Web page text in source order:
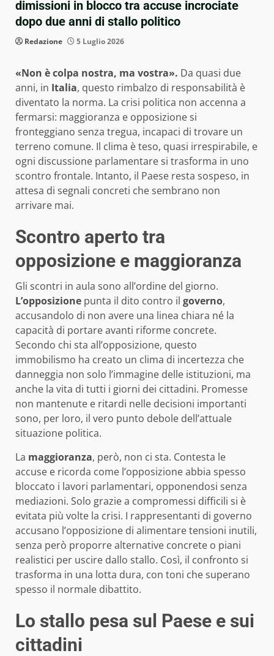
dimissioni in blocco tra accuse incrociate
dopo due anni di stallo politico
Redazione 5 Luglio 2026
«Non è colpa nostra, ma vostra». Da quasi due
anni, in Italia, questo rimbalzo di responsabilità è
diventato la norma. La crisi politica non accenna a
fermarsi: maggioranza e opposizione si
fronteggiano senza tregua, incapaci di trovare un
terreno comune. Il clima è teso, quasi irrespirabile, e
ogni discussione parlamentare si trasforma in uno
scontro frontale. Intanto, il Paese resta sospeso, in
attesa di segnali concreti che sembrano non
arrivare mai.
Scontro aperto tra
opposizione e maggioranza
Gli scontri in aula sono all’ordine del giorno.
L’opposizione punta il dito contro il governo,
accusandolo di non avere una linea chiara né la
capacità di portare avanti riforme concrete.
Secondo chi sta all’opposizione, questo
immobilismo ha creato un clima di incertezza che
danneggia non solo l’immagine delle istituzioni, ma
anche la vita di tutti i giorni dei cittadini. Promesse
non mantenute e ritardi nelle decisioni importanti
sono, per loro, il vero punto debole dell’attuale
situazione politica.
La maggioranza, però, non ci sta. Contesta le
accuse e ricorda come l’opposizione abbia spesso
bloccato i lavori parlamentari, opponendosi senza
mediazioni. Solo grazie a compromessi difficili si è
evitata più volte la crisi. I rappresentanti di governo
accusano l’opposizione di alimentare tensioni inutili,
senza però proporre alternative concrete o piani
realistici per uscire dallo stallo. Così, il confronto si
trasforma in una lotta dura, con toni che superano
spesso il normale dibattito.
Lo stallo pesa sul Paese e sui
cittadini